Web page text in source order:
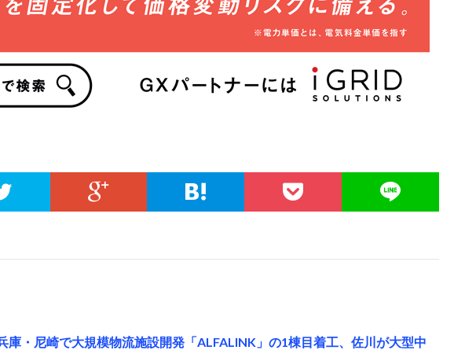
庫・尼崎で大規模物流施設開発「ALFALINK」の1棟目着工、佐川が大型中